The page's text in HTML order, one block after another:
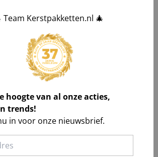
schade en maak foto's,
noteren op de vrachtbrief, óók
van de chauffeur,
ontvangst na volledig akkoord.
: NL ≥ €1.000 excl. btw; BE ≥ €1.500
overleg op één afleveradres.
de Waddeneilanden: neem
even contact met ons op.
Team Kerstpakketten.nl 🎄
hoogte van al onze acties,
trends!
in voor onze nieuwsbrief.